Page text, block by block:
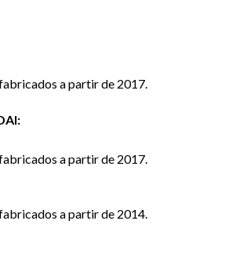
a partir de 2017.
a partir de 2017.
a partir de 2014.